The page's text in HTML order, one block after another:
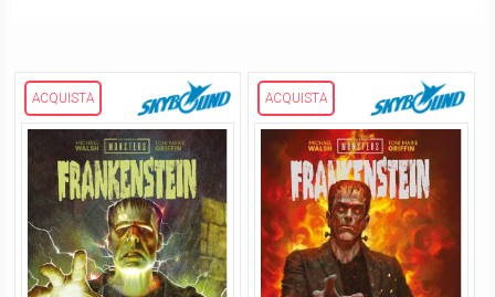
ACQUISTA ACQUISTA